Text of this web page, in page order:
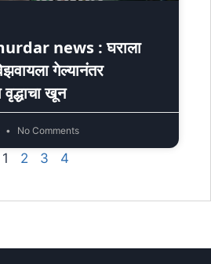
news : घराला
गेल्यानंतर
खून
No Comments
1 2 3 4